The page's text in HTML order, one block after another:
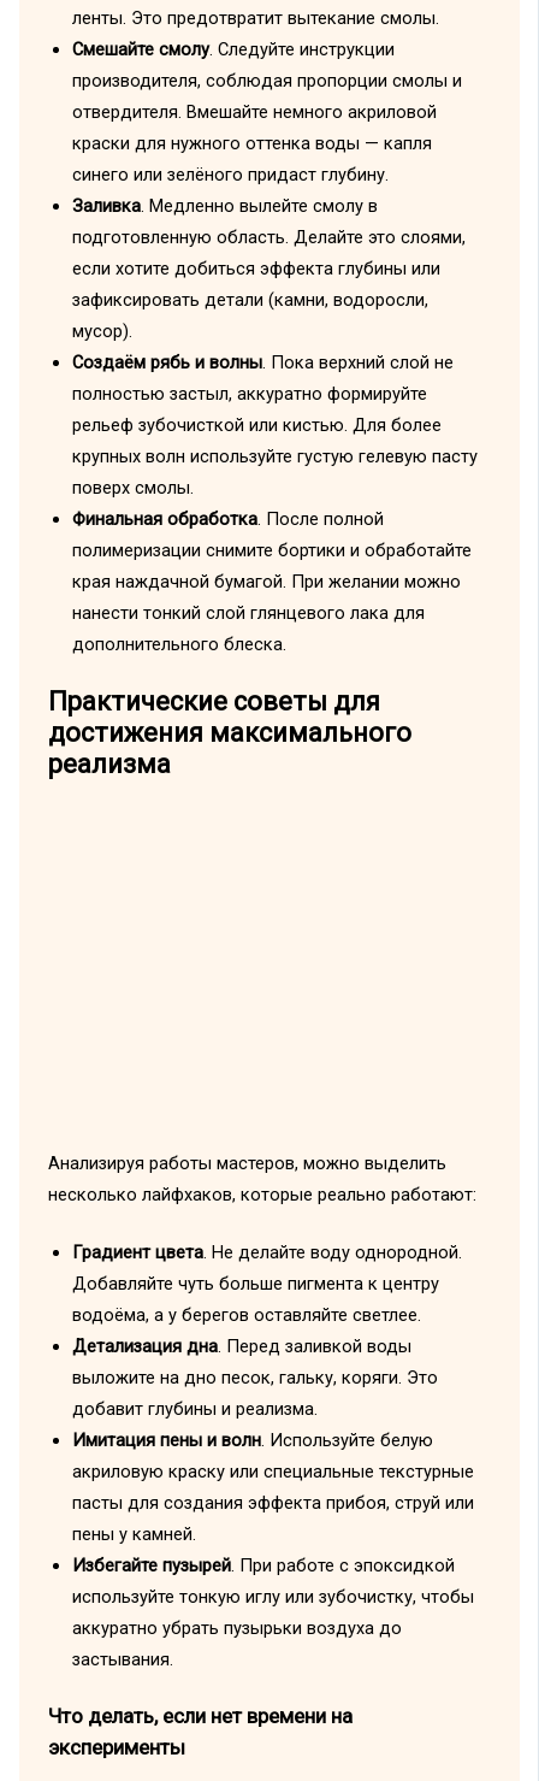
ленты. Это предотвратит вытекание смолы.
Смешайте смолу. Следуйте инструкции
производителя, соблюдая пропорции смолы и
отвердителя. Вмешайте немного акриловой
краски для нужного оттенка воды — капля
синего или зелёного придаст глубину.
Заливка. Медленно вылейте смолу в
подготовленную область. Делайте это слоями,
если хотите добиться эффекта глубины или
зафиксировать детали (камни, водоросли,
мусор).
Создаём рябь и волны. Пока верхний слой не
полностью застыл, аккуратно формируйте
рельеф зубочисткой или кистью. Для более
крупных волн используйте густую гелевую пасту
поверх смолы.
Финальная обработка. После полной
полимеризации снимите бортики и обработайте
края наждачной бумагой. При желании можно
нанести тонкий слой глянцевого лака для
дополнительного блеска.
Практические советы для
достижения максимального
реализма
Анализируя работы мастеров, можно выделить
несколько лайфхаков, которые реально работают:
Градиент цвета. Не делайте воду однородной.
Добавляйте чуть больше пигмента к центру
водоёма, а у берегов оставляйте светлее.
Детализация дна. Перед заливкой воды
выложите на дно песок, гальку, коряги. Это
добавит глубины и реализма.
Имитация пены и волн. Используйте белую
акриловую краску или специальные текстурные
пасты для создания эффекта прибоя, струй или
пены у камней.
Избегайте пузырей. При работе с эпоксидкой
используйте тонкую иглу или зубочистку, чтобы
аккуратно убрать пузырьки воздуха до
застывания.
Что делать, если нет времени на
эксперименты